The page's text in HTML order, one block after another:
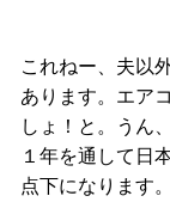
これねー、夫以
あります。エア
しょ！と。うん
１年を通して日
点下になります